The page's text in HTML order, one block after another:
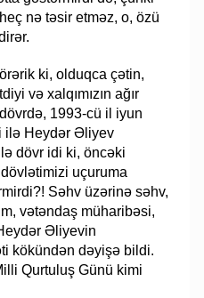
nə təsir etməz, o, özü
ki, olduqca çətin,
və xalqımızın ağır
dövrdə, 1993-cü il iyun
ilə Heydər Əliyev
dövr idi ki, öncəki
uçuruma
Səhv üzərinə səhv,
vətəndaş müharibəsi,
Əliyevin
kökündən dəyişə bildi.
Qurtuluş Günü kimi